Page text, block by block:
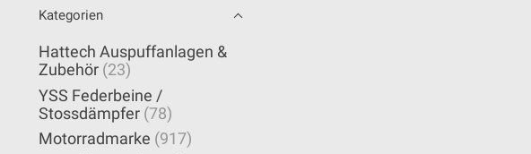
Kategorien
Hattech Auspuffanlagen &
Zubehör (23)
YSS Federbeine /
Stossdämpfer (78)
Motorradmarke (917)